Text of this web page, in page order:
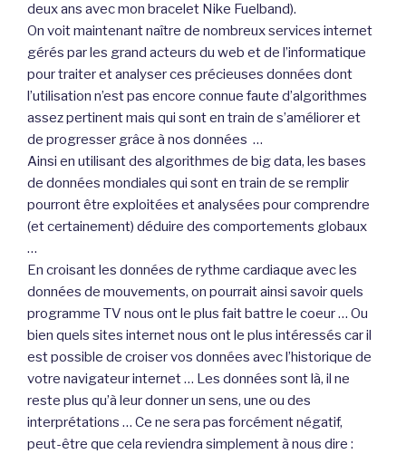
deux ans avec mon bracelet Nike Fuelband).
On voit maintenant naître de nombreux services internet
gérés par les grand acteurs du web et de l’informatique
pour traiter et analyser ces précieuses données dont
l’utilisation n’est pas encore connue faute d’algorithmes
assez pertinent mais qui sont en train de s’améliorer et
de progresser grâce à nos données …
Ainsi en utilisant des algorithmes de big data, les bases
de données mondiales qui sont en train de se remplir
pourront être exploitées et analysées pour comprendre
(et certainement) déduire des comportements globaux
…
En croisant les données de rythme cardiaque avec les
données de mouvements, on pourrait ainsi savoir quels
programme TV nous ont le plus fait battre le coeur … Ou
bien quels sites internet nous ont le plus intéressés car il
est possible de croiser vos données avec l’historique de
votre navigateur internet … Les données sont là, il ne
reste plus qu’à leur donner un sens, une ou des
interprétations … Ce ne sera pas forcément négatif,
peut-être que cela reviendra simplement à nous dire :